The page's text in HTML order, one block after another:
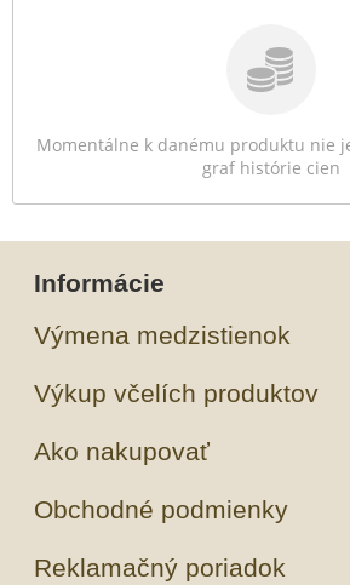
Momentálne k danému produktu nie
graf histórie cien
Informácie
Výmena medzistienok
Výkup včelích produktov
Ako nakupovať
Obchodné podmienky
Reklamačný poriadok